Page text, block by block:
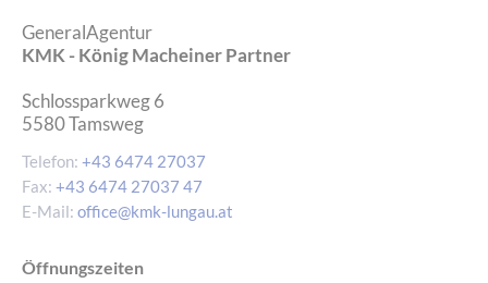
GeneralAgentur
KMK - König Macheiner Partner
Schlossparkweg 6
5580Tamsweg
Telefon: +43 6474 27037
Fax: +43 6474 27037 47
E-Mail: office@kmk-lungau.at
Öffnungszeiten